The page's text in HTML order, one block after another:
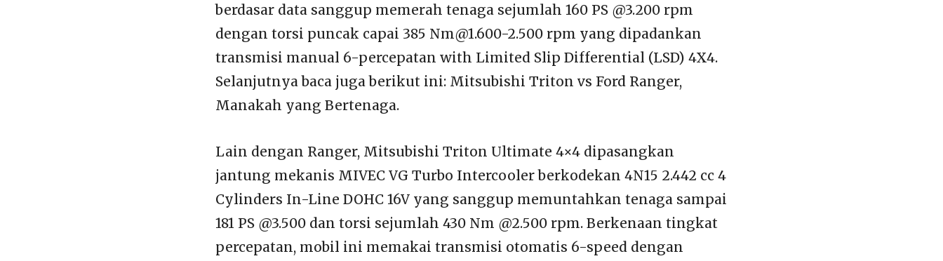
berdasar data sanggup memerah tenaga sejumlah 160 PS @3.200 rpm
dengan torsi puncak capai 385 Nm@1.600-2.500 rpm yang dipadankan
transmisi manual 6-percepatan with Limited Slip Differential (LSD) 4X4.
Selanjutnya baca juga berikut ini: Mitsubishi Triton vs Ford Ranger,
Manakah yang Bertenaga.
Lain dengan Ranger, Mitsubishi Triton Ultimate 4×4 dipasangkan
jantung mekanis MIVEC VG Turbo Intercooler berkodekan 4N15 2.442 cc 4
Cylinders In-Line DOHC 16V yang sanggup memuntahkan tenaga sampai
181 PS @3.500 dan torsi sejumlah 430 Nm @2.500 rpm. Berkenaan tingkat
percepatan, mobil ini memakai transmisi otomatis 6-speed dengan